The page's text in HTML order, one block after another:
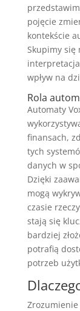
pojęcie
kontekście
Skupimy się
wpływ na
Rola
Automaty
finansach,
tych
danych w
Dzięki
mogą
czasie
stają się
bardziej
potrafią
potrzeb